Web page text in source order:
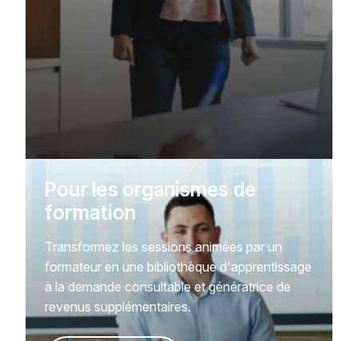
Pour les organismes de
formation
Transformez les sessions animées par un
formateur en une bibliothèque d'apprentissage
à la demande consultable et génératrice de
revenus supplémentaires.